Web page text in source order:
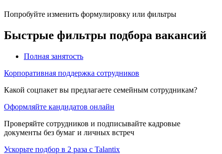
Попробуйте изменить формулировку или фильтры
Быстрые фильтры подбора вакансий
Полная занятость
Корпоративная поддержка сотрудников
Какой соцпакет вы предлагаете семейным сотрудникам?
Оформляйте кандидатов онлайн
Проверяйте сотрудников и подписывайте кадровые
документы без бумаг и личных встреч
Ускорьте подбор в 2 раза с Talantix